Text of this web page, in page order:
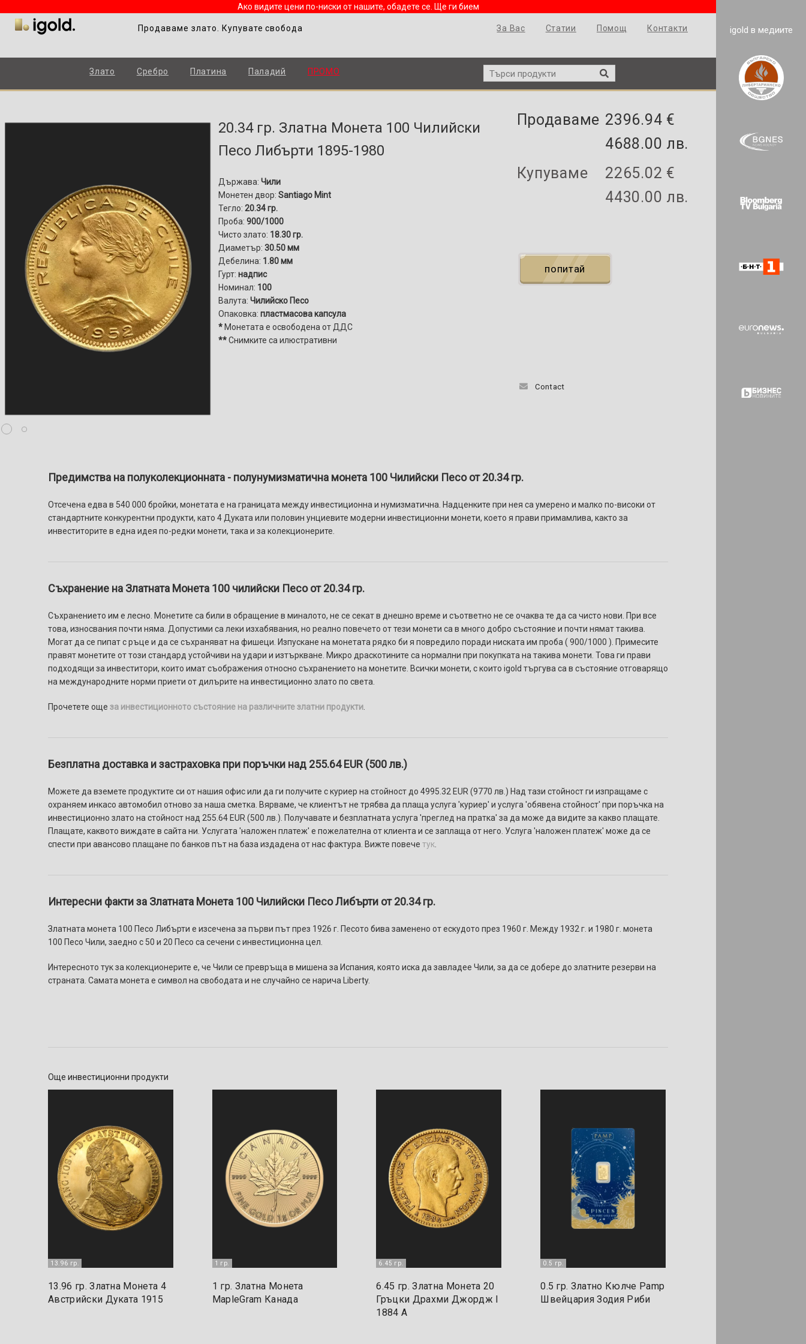
igold в медиите
Ако видите цени по-ниски от нашите, обадете се. Ще ги бием
Продаваме злато. Купувате свобода За Вас Статии Помощ Контакти
Злато Сребро Платина Паладий ПРОМО
20.34 гр. Златна Монета 100 Чилийски
Песо Либърти 1895-1980
Държава:Чили
Монетен двор:Santiago Mint
Тегло:20.34 гр.
Проба:900/1000
Чисто злато: 18.30 гр.
Диаметър:30.50 мм
Дебелина: 1.80 мм
Гурт:надпис
Номинал: 100
Валута:Чилийско Песо
Опаковка:пластмасова капсула
* Монетата е освободена от ДДС
**Снимките са илюстративни
Продаваме 2396.94 €
4688.00 лв.
Купуваме
2265.02 €
4430.00 лв.
попитай
Contact
Предимства на полуколекционната - полунумизматична монета 100 Чилийски Песо от 20.34 гр.
Отсечена едва в 540 000 бройки, монетата е на границата между инвестиционна и нумизматична. Надценките при нея са умерено и малко по-високи от
стандартните конкурентни продукти, като 4 Дуката или половин унциевите модерни инвестиционни монети, което я прави примамлива, както за
инвеститорите в една идея по-редки монети, така и за колекционерите.
Съхранение на Златната Монета 100 чилийски Песо от 20.34 гр.
Съхранението им е лесно. Монетите са били в обращение в миналото, не се секат в днешно време и съответно не се очаква те да са чисто нови. При все
това, износвания почти няма. Допустими са леки изхабявания, но реално повечето от тези монети са в много добро състояние и почти нямат такива.
Могат да се пипат с ръце и да се съхраняват на фишеци. Изпускане на монетата рядко би я повредило поради ниската им проба ( 900/1000 ). Примесите
правят монетите от този стандард устойчиви на удари и изтъркване. Микро драскотините са нормални при покупката на такива монети. Това ги прави
подходящи за инвеститори, които имат съображения относно съхранението на монетите. Всички монети, с които igold търгува са в състояние отговарящо
на международните норми приети от дилърите на инвестиционно злато по света.
Прочетете още за инвестиционното състояние на различните златни продукти
Безплатна доставка и застраховка при поръчки над 255.64 EUR (500 лв.)
Можете да вземете продуктите си от нашия офис или да ги получите с куриер на стойност до 4995.32 EUR (9770 лв.) Над тази стойност ги изпращаме с
охраняем инкасо автомобил отново за наша сметка. Вярваме, че клиентът не трябва да плаща услуга 'куриер' и услуга 'обявена стойност' при поръчка на
инвестиционно злато на стойност над 255.64 EUR (500 лв.). Получавате и безплатната услуга 'преглед на пратка' за да може да видите за какво плащате.
Плащате, каквото виждате в сайта ни. Услугaтa 'наложен платеж' e пожелателнa от клиента и се заплаща от него. Услуга 'наложен платеж' може да се
спести при авансово плащане по банков път на база издадена от нас фактура. Вижте повече тук
Интересни факти за Златната Монета 100 Чилийски Песо Либърти от 20.34 гр.
Златната монета 100 Песо Либърти е изсечена за първи път през 1926 г. Песото бива заменено от ескудото през 1960 г. Между 1932 г. и 1980 г. монета
100 Песо Чили, заедно с 50 и 20 Песо са сечени с инвестиционна цел.
Интересното тук за колекционерите е, че Чили се превръща в мишена за Испания, която иска да завладее Чили, за да се добере до златните резерви на
страната. Самата монета е символ на свободата и не случайно се нарича Liberty.
Още инвестиционни продукти
13.96 гр.
13.96 гр. Златна Монета 4
Австрийски Дуката 1915
1 гр.
1 гр. Златна Монета
MapleGram Канада
6.45 гр.
6.45 гр. Златна Монета 20
Гръцки Драхми Джордж I
1884 A
0.5 гр.
0.5 гр. Златно Кюлче Pamp
Швейцария Зодия Риби